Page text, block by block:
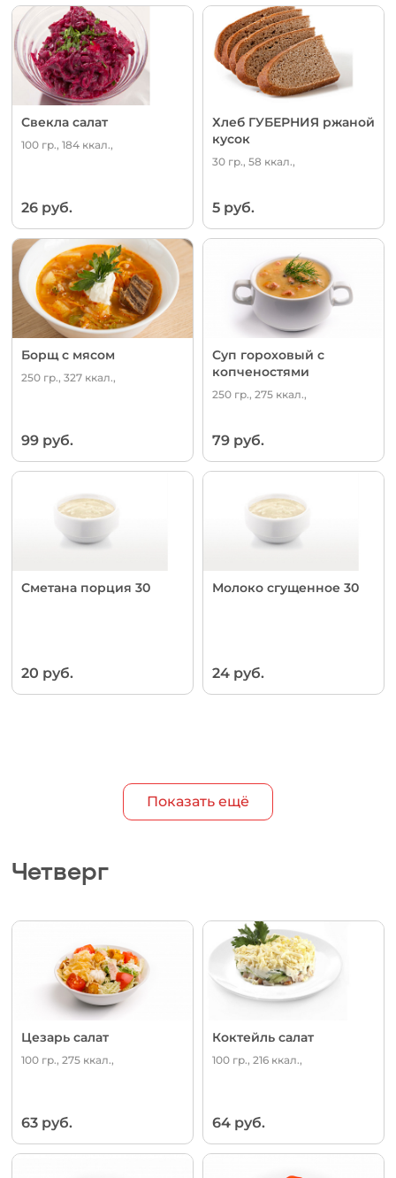
Свекла салат
100 гр., 184 ккал.,
26 руб.
Хлеб ГУБЕРНИЯ ржаной
кусок
30 гр., 58 ккал.,
5 руб.
Борщ с мясом
250 гр., 327 ккал.,
99 руб.
Суп гороховый с
копченостями
250 гр., 275 ккал.,
79 руб.
Сметана порция 30
20 руб.
Молоко сгущенное 30
24 руб.
Показать ещё
Четверг
Цезарь салат
100 гр., 275 ккал.,
63 руб.
Коктейль салат
100 гр., 216 ккал.,
64 руб.